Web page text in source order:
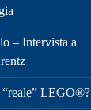
– Intervista a
LEGO®?